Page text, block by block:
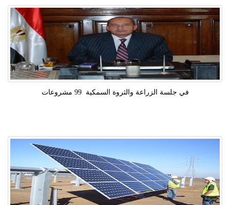
في جلسة الزراعة والثروة السمكية 99 مشروعات